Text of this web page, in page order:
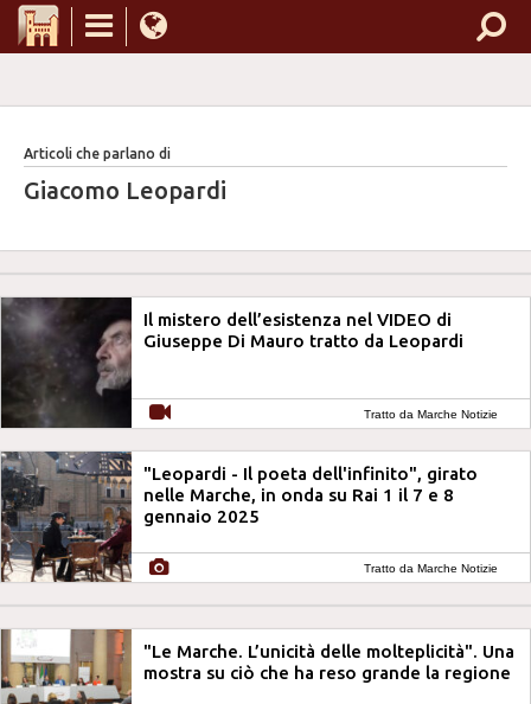
Articoli che parlano di
Giacomo Leopardi
Il mistero dell’esistenza nel VIDEO di
Giuseppe Di Mauro tratto da Leopardi
Tratto da Marche Notizie
"Leopardi - Il poeta dell'infinito", girato
nelle Marche, in onda su Rai 1 il 7 e 8
gennaio 2025
Tratto da Marche Notizie
"Le Marche. L’unicità delle molteplicità". Una
mostra su ciò che ha reso grande la regione